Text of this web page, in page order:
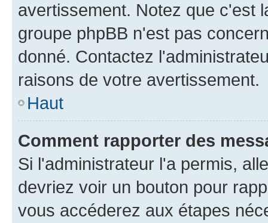
avertissement. Notez que c'est
groupe phpBB n'est pas
donné. Contactez
raisons de votre avertissement.
Haut
Comment rapporter des
Si l'administrateur l'a permis,
devriez voir un bouton pour
vous accéderez aux étapes